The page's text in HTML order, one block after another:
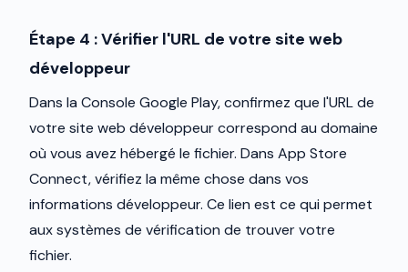
Étape 4 : Vérifier l'URL de votre site web
développeur
Dans la Console Google Play, confirmez que l'URL de
votre site web développeur correspond au domaine
où vous avez hébergé le fichier. Dans App Store
Connect, vérifiez la même chose dans vos
informations développeur. Ce lien est ce qui permet
aux systèmes de vérification de trouver votre
fichier.